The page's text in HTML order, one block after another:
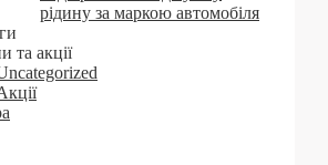
рідину за маркою автомобіля
та акції